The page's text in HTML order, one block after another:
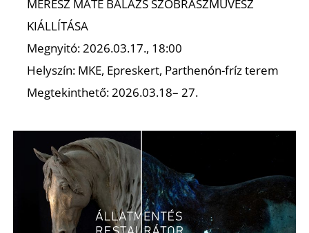
MERÉSZ MÁTÉ BALÁZS SZOBRÁSZMŰVÉSZ
KIÁLLÍTÁSA
Megnyitó: 2026.03.17., 18:00
Helyszín: MKE, Epreskert, Parthenón-fríz terem
Megtekinthető: 2026.03.18– 27.